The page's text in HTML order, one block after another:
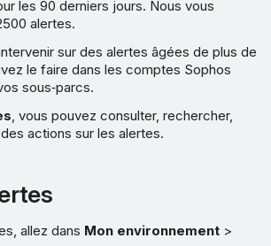
par
les 90 derniers jours. Nous vous
alertes.
sur des alertes âgées de plus de
le faire dans les comptes Sophos
sous‑parcs.
, vous pouvez consulter, rechercher,
actions sur les alertes.
allez dans Mon environnement >